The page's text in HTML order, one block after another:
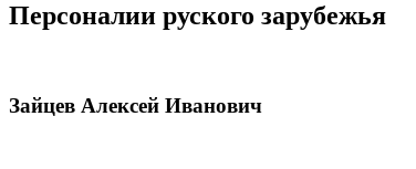
Персоналии руского зарубежья
Зайцев Алексей Иванович